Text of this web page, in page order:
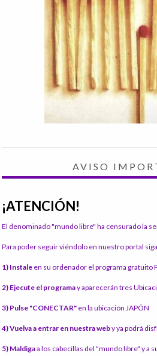
AVISO
¡ATENCIÓN!
El denominado "mundo libre" ha censurado la
Para poder seguir viéndolo en nuestro portal
1) Instale en su ordenador el programa gratuito
2) Ejecute el programay aparecerán tres
3) Pulse "CONECTAR" en la ubicación JAPÓN
4) Vuelva a entrar en nuestra weby ya podrá
5) Maldigaa los cabecillas del "mundo libre" y a